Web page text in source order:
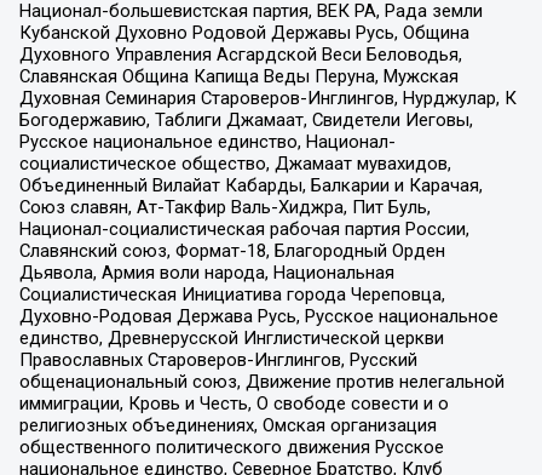
Национал-большевистская партия, ВЕК РА, Рада земли
Кубанской Духовно Родовой Державы Русь, Община
Духовного Управления Асгардской Веси Беловодья,
Славянская Община Капища Веды Перуна, Мужская
Духовная Семинария Староверов-Инглингов, Нурджулар, К
Богодержавию, Таблиги Джамаат, Свидетели Иеговы,
Русское национальное единство, Национал-
социалистическое общество, Джамаат мувахидов,
Объединенный Вилайат Кабарды, Балкарии и Карачая,
Союз славян, Ат-Такфир Валь-Хиджра, Пит Буль,
Национал-социалистическая рабочая партия России,
Славянский союз, Формат-18, Благородный Орден
Дьявола, Армия воли народа, Национальная
Социалистическая Инициатива города Череповца,
Духовно-Родовая Держава Русь, Русское национальное
единство, Древнерусской Инглистической церкви
Православных Староверов-Инглингов, Русский
общенациональный союз, Движение против нелегальной
иммиграции, Кровь и Честь, О свободе совести и о
религиозных объединениях, Омская организация
общественного политического движения Русское
национальное единство, Северное Братство, Клуб